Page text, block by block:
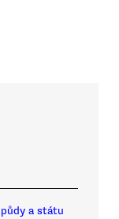
a státu